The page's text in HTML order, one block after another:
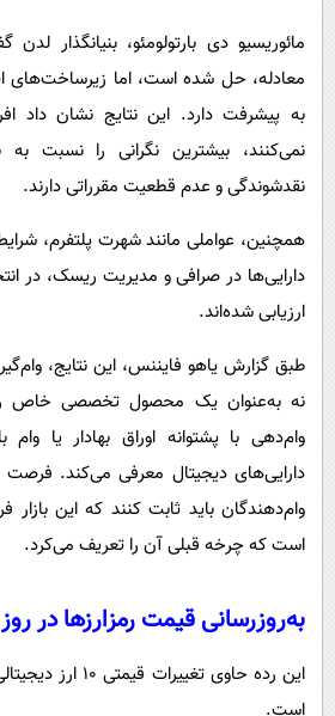
مائوریسیو دی بارتولومئو، بنیانگذار
معادله، حل شده است، اما زیرساخت‌های
به پیشرفت دارد. این نتایج نشان داد
نمی‌کنند، بیشترین نگرانی را نسبت
نقدشوندگی و عدم قطعیت مقرراتی دارند.
همچنین، عواملی مانند شهرت پلتفرم،
دارایی‌ها در صرافی و مدیریت ریسک، در
ارزیابی شده‌اند.
طبق گزارش یاهو فایننس، این نتایج،
نه به‌عنوان یک محصول تخصصی خاص
وام‌دهی با پشتوانه اوراق بهادار یا
دارایی‌های دیجیتال معرفی می‌کند.
وام‌دهندگان باید ثابت کنند که این
است که چرخه قبلی آن را تعریف می‌کرد.
به‌روزرسانی قیمت رمزارزها در
این رده حاوی